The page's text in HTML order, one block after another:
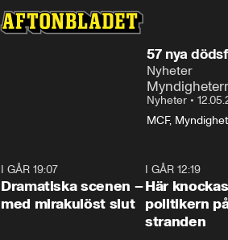
57 nya
Nyheter
Nyheter •
MCF,
I GÅR 19:07
Dramatiska scenen –
med mirakulöst slut
I GÅR 12:19
Här knockas
politikern
stranden